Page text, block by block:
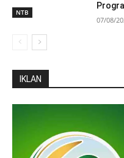
NTB
07/08/
IKLAN